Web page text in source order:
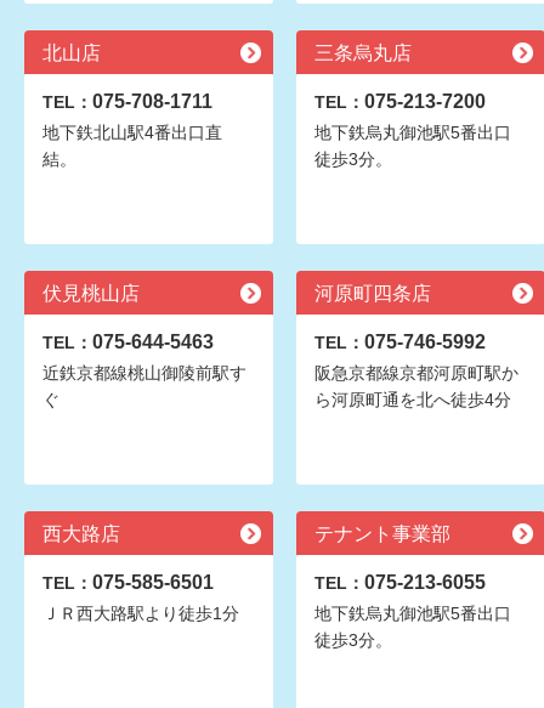
北山店
TEL： 075-708-1711
地下鉄北山駅4番出口直
結。
三条烏丸店
TEL： 075-213-7200
地下鉄烏丸御池駅5番出口
徒歩3分。
伏見桃山店
TEL： 075-644-5463
近鉄京都線桃山御陵前駅す
ぐ
河原町四条店
TEL： 075-746-5992
阪急京都線京都河原町駅か
ら河原町通を北へ徒歩4分
西大路店
TEL： 075-585-6501
ＪＲ西大路駅より徒歩1分
テナント事業部
TEL： 075-213-6055
地下鉄烏丸御池駅5番出口
徒歩3分。